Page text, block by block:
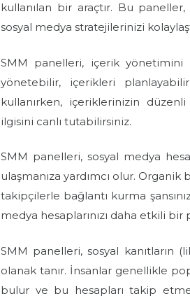
o
kullanılan bir araçtır. Bu
sosyal medya stratejilerinizi
SMM panelleri, içerik yönetimini
yönetebilir, içerikleri
kullanırken, içeriklerinizin
ilgisini canlı tutabilirsiniz.
SMM panelleri, sosyal medya
ulaşmanıza yardımcı olur.
takipçilerle bağlantı kurma
medya hesaplarınızı daha etkili
SMM panelleri, sosyal kanıtların
olanak tanır. İnsanlar genellikle
bulur ve bu hesapları takip etme